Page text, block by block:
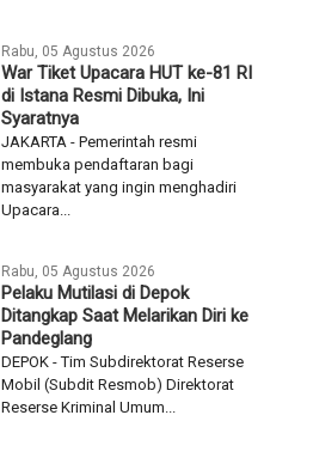
Rabu, 05 Agustus 2026
War Tiket Upacara HUT ke-81 RI
di Istana Resmi Dibuka, Ini
Syaratnya
JAKARTA - Pemerintah resmi
membuka pendaftaran bagi
masyarakat yang ingin menghadiri
Upacara...
Rabu, 05 Agustus 2026
Pelaku Mutilasi di Depok
Ditangkap Saat Melarikan Diri ke
Pandeglang
DEPOK - Tim Subdirektorat Reserse
Mobil (Subdit Resmob) Direktorat
Reserse Kriminal Umum...